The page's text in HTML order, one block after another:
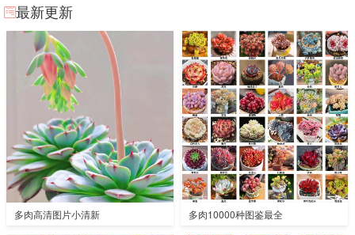
最新更新
多肉高清图片小清新 多肉10000种图鉴最全